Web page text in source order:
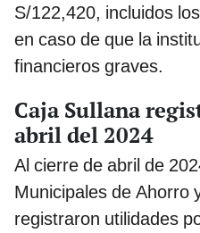
S/122,420, incluidos
en caso de que la
financieros graves.
Caja Sullana
abril del 2024
Al cierre de abril de
Municipales de Ahorro
registraron utilidades